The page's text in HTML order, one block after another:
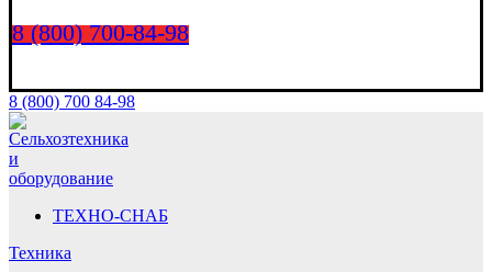
8 (800) 700-84-98
8 (800) 700 84-98
ТЕХНО-СНАБ
Техника